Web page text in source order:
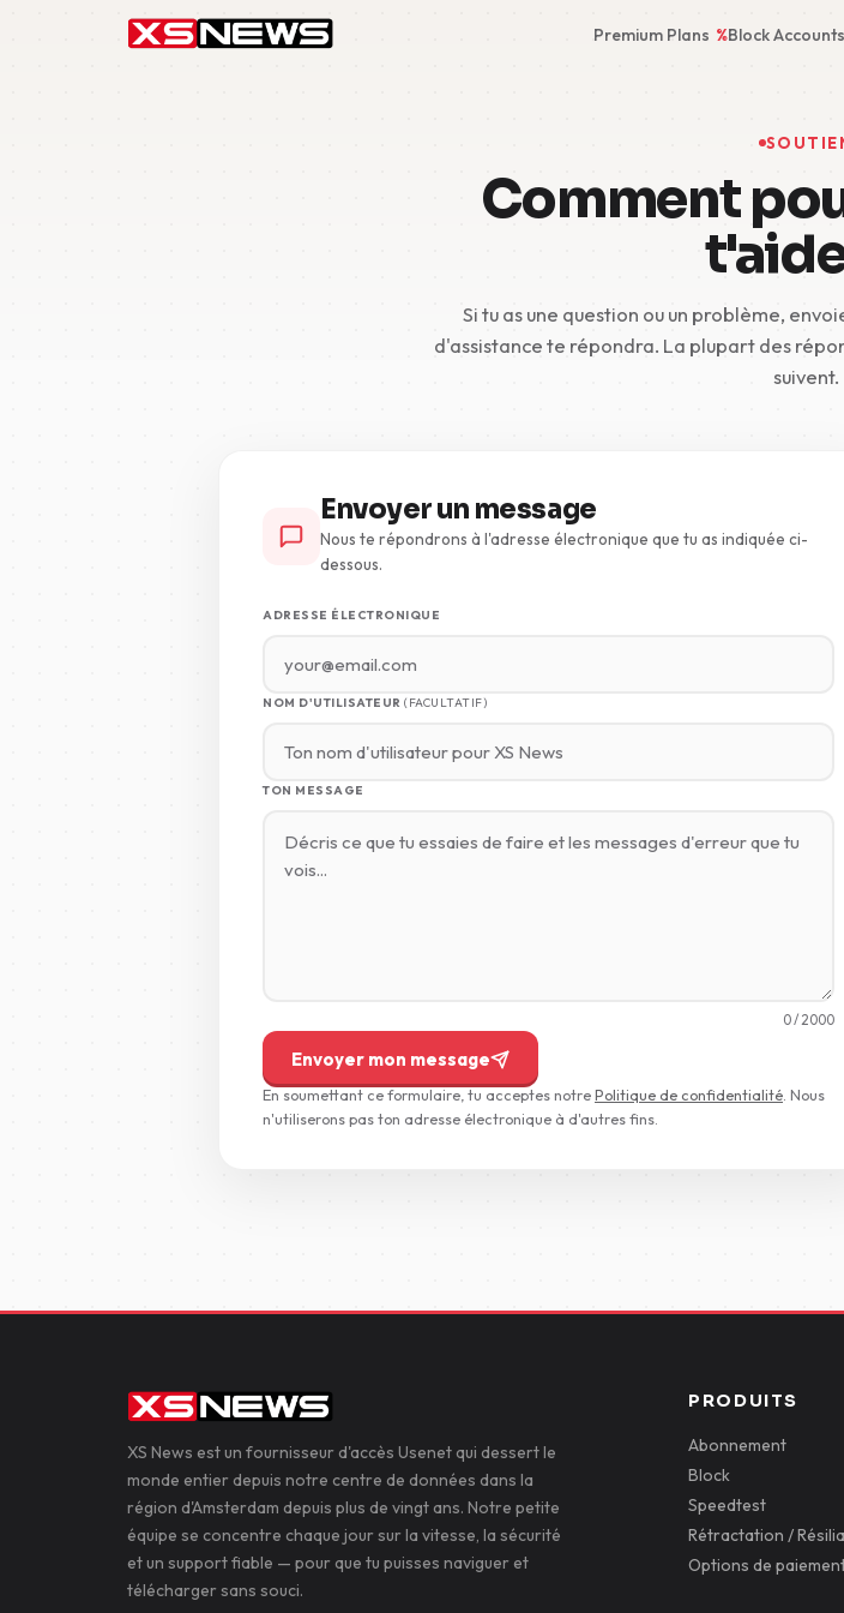
Premium Plans %Block
Comment
Si tu as une question ou un problème,
d'assistance te répondra. La plupart des
suivent.
Envoyer un message
Nous te répondrons à l'adresse électronique que tu as indiquée ci-
dessous.
ADRESSE ÉLECTRONIQUE
NOM D'UTILISATEUR (FACULTATIF)
TON MESSAGE
0/ 2000
Envoyer mon message
En soumettant ce formulaire, tu acceptes notrePolitique de confidentialité . Nous
n'utiliserons pas ton adresse électronique à d'autres fins.
XS News est un fournisseur d'accès Usenet qui dessert le
monde entier depuis notre centre de données dans la
région d'Amsterdam depuis plus de vingt ans. Notre petite
équipe se concentre chaque jour sur la vitesse, la sécurité
et un support fiable — pour que tu puisses naviguer et
télécharger sans souci.
PRODUITS
Abonnement
Block
Speedtest
Rétractation /
Options de